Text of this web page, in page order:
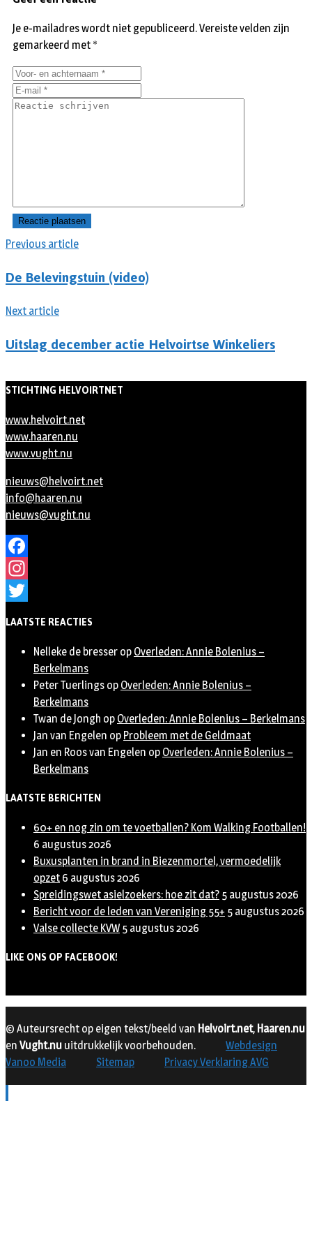
Previous article
De Belevingstuin (video)
Next article
Uitslag december actie Helvoirtse Winkeliers
Je e-mailadres wordt niet gepubliceerd.Vereiste velden zijn
gemarkeerd met *
STICHTING HELVOIRTNET
www.helvoirt.net
www.haaren.nu
www.vught.nu
nieuws@helvoirt.net
info@haaren.nu
nieuws@vught.nu
Facebook
Instagram
LAATSTE REACTIES
Nelleke de bresser op Overleden: Annie Bolenius –
Berkelmans
Peter Tuerlings op Overleden: Annie Bolenius –
Berkelmans
Twan de Jongh op Overleden: Annie Bolenius – Berkelmans
Jan van Engelen op Probleem met de Geldmaat
Jan en Roos van Engelen op Overleden: Annie Bolenius –
Berkelmans
LAATSTE BERICHTEN
60+ en nog zin om te voetballen? Kom Walking Footballen!
6 augustus 2026
Buxusplanten in brand in Biezenmortel, vermoedelijk
opzet 6 augustus 2026
Spreidingswet asielzoekers: hoe zit dat? 5 augustus 2026
Bericht voor de leden van Vereniging 55+ 5 augustus 2026
Valse collecte KVW 5 augustus 2026
LIKE ONS OP FACEBOOK!
© Auteursrecht op eigen tekst/beeld van Helvoirt.net, Haaren.nu
en Vught.nu uitdrukkelijk voorbehouden.
Webdesign
Vanoo Media
Sitemap Privacy Verklaring AVG